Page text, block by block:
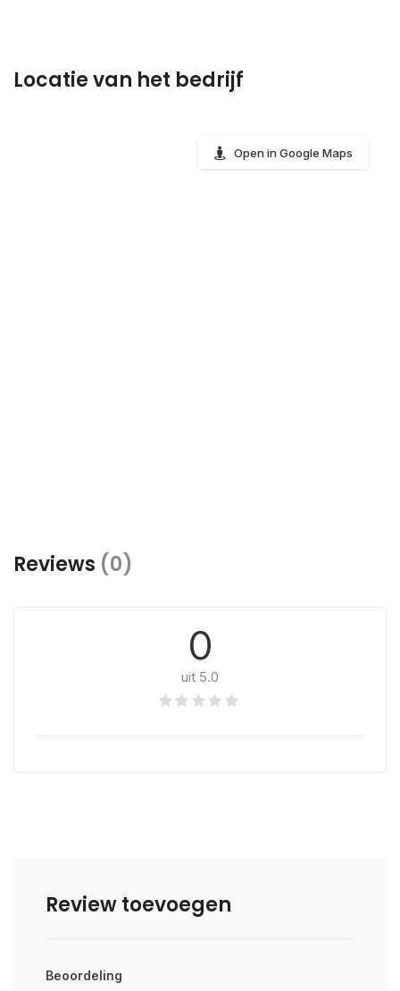
Locatie van het bedrijf
Open in Google Maps
Reviews (0)
0
uit 5.0
Review toevoegen
Beoordeling